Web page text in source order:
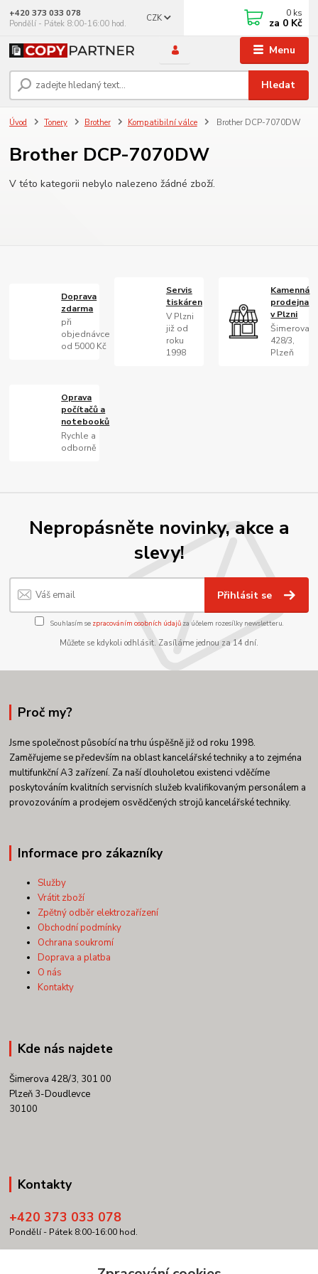
Menu
CZK
Hledat
+420 373 033 078
Pondělí - Pátek 8:00-16:00 hod.
0 ks
za 0 Kč
Úvod Tonery Brother Kompatibilní válce Brother DCP-7070DW
Brother DCP-7070DW
V této kategorii nebylo nalezeno žádné zboží.
Doprava
zdarma
při
objednávce
od 5000 Kč
Servis
tiskáren
V Plzni
již od
roku
1998
Kamenná
prodejna
v Plzni
Šimerova
428/3,
Plzeň
Oprava
počítačů a
notebooků
Rychle a
odborně
Nepropásněte novinky, akce a
slevy!
Přihlásit se
Souhlasím se zpracováním osobních údajůza účelem rozesílky newsletteru.
Můžete se kdykoli odhlásit. Zasíláme jednou za 14 dní.
Proč my?
Jsme společnost působící na trhu úspěšně již od roku 1998.
Zaměřujeme se především na oblast kancelářské techniky a to zejména
multifunkční A3 zařízení. Za naší dlouholetou existenci vděčíme
poskytováním kvalitních servisních služeb kvalifikovaným personálem a
provozováním a prodejem osvědčených strojů kancelářské techniky.
Informace pro zákazníky
Služby
Vrátit zboží
Zpětný odběr elektrozařízení
Obchodní podmínky
Ochrana soukromí
Doprava a platba
O nás
Kontakty
Kde nás najdete
Šimerova 428/3, 301 00
Plzeň 3-Doudlevce
30100
Kontakty
+420 373 033 078
Pondělí - Pátek 8:00-16:00 hod.